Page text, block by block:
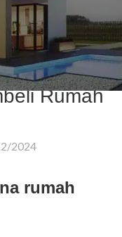
Yang
Anda
Rumah
2024